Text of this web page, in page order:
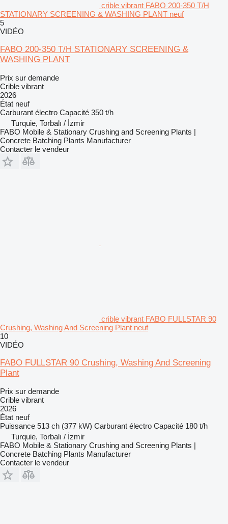
crible vibrant FABO 200-350 T/H
STATIONARY SCREENING & WASHING PLANT neuf
5
VIDÉO
FABO 200-350 T/H STATIONARY SCREENING &
WASHING PLANT
Prix sur demande
Crible vibrant
2026
État neuf
Carburant électro Capacité 350 t/h
Turquie, Torbalı / İzmir
FABO Mobile & Stationary Crushing and Screening Plants |
Concrete Batching Plants Manufacturer
Contacter le vendeur
crible vibrant FABO FULLSTAR 90
Crushing, Washing And Screening Plant neuf
10
VIDÉO
FABO FULLSTAR 90 Crushing, Washing And Screening
Plant
Prix sur demande
Crible vibrant
2026
État neuf
Puissance 513 ch (377 kW) Carburant électro Capacité 180 t/h
Turquie, Torbalı / İzmir
FABO Mobile & Stationary Crushing and Screening Plants |
Concrete Batching Plants Manufacturer
Contacter le vendeur